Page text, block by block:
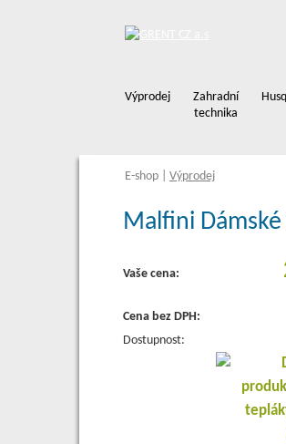
Výprodej
Zahradní
technika
E-shop Výprodej
Malfini Dámské
Vaše cena:
Cena bez DPH:
Dostupnost: